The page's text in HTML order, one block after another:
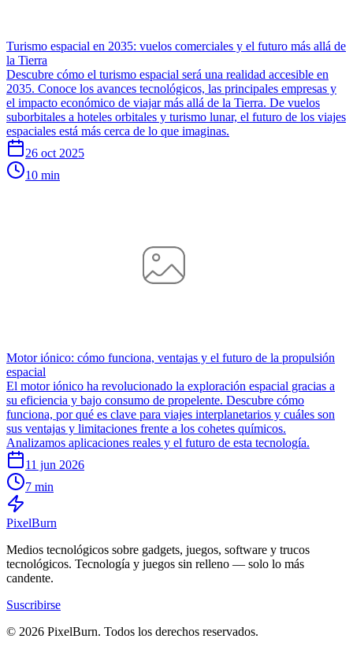
Turismo espacial en 2035: vuelos comerciales y el futuro más allá de
la Tierra
Descubre cómo el turismo espacial será una realidad accesible en
2035. Conoce los avances tecnológicos, las principales empresas y
el impacto económico de viajar más allá de la Tierra. De vuelos
suborbitales a hoteles orbitales y turismo lunar, el futuro de los viajes
espaciales está más cerca de lo que imaginas.
26 oct 2025
10 min
Motor iónico: cómo funciona, ventajas y el futuro de la propulsión
espacial
El motor iónico ha revolucionado la exploración espacial gracias a
su eficiencia y bajo consumo de propelente. Descubre cómo
funciona, por qué es clave para viajes interplanetarios y cuáles son
sus ventajas y limitaciones frente a los cohetes químicos.
Analizamos aplicaciones reales y el futuro de esta tecnología.
11 jun 2026
7 min
PixelBurn
Medios tecnológicos sobre gadgets, juegos, software y trucos
tecnológicos. Tecnología y juegos sin relleno — solo lo más
candente.
Suscribirse
© 2026 PixelBurn. Todos los derechos reservados.